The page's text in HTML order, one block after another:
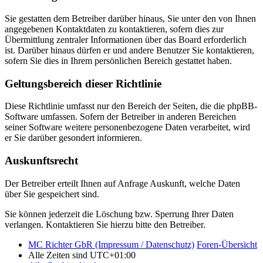
Sie gestatten dem Betreiber darüber hinaus, Sie unter den von Ihnen
angegebenen Kontaktdaten zu kontaktieren, sofern dies zur
Übermittlung zentraler Informationen über das Board erforderlich
ist. Darüber hinaus dürfen er und andere Benutzer Sie kontaktieren,
sofern Sie dies in Ihrem persönlichen Bereich gestattet haben.
Geltungsbereich dieser Richtlinie
Diese Richtlinie umfasst nur den Bereich der Seiten, die die phpBB-
Software umfassen. Sofern der Betreiber in anderen Bereichen
seiner Software weitere personenbezogene Daten verarbeitet, wird
er Sie darüber gesondert informieren.
Auskunftsrecht
Der Betreiber erteilt Ihnen auf Anfrage Auskunft, welche Daten
über Sie gespeichert sind.
Sie können jederzeit die Löschung bzw. Sperrung Ihrer Daten
verlangen. Kontaktieren Sie hierzu bitte den Betreiber.
MC Richter GbR (Impressum / Datenschutz) Foren-Übersicht
Alle Zeiten sind UTC+01:00